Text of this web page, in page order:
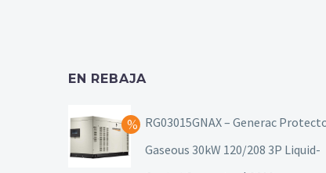
EN REBAJA
RG03015GNAX – Generac
Gaseous 30kW 120/208 3P Liquid-